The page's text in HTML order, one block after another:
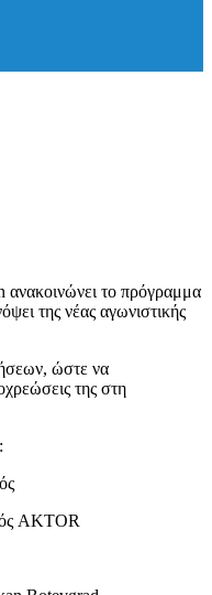
το πρόγραμμα
της νέας αγωνιστικής
ώστε να
της στη
AKTOR